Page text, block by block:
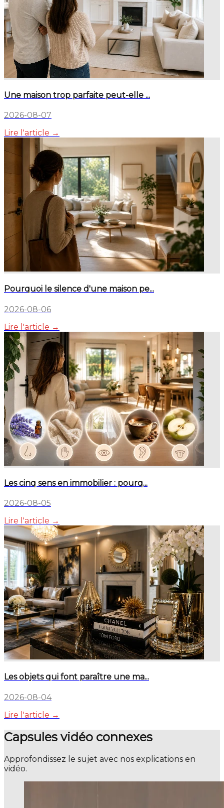
Une maison trop parfaite peut-elle ...
2026-08-07
Lire l'article →
Pourquoi le silence d'une maison pe...
2026-08-06
Lire l'article →
Les cinq sens en immobilier : pourq...
2026-08-05
Lire l'article →
Les objets qui font paraître une ma...
2026-08-04
Lire l'article →
Capsules vidéo connexes
Approfondissez le sujet avec nos explications en
vidéo.